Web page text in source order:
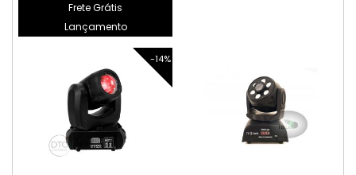
Frete Grátis
Lançamento
-14%